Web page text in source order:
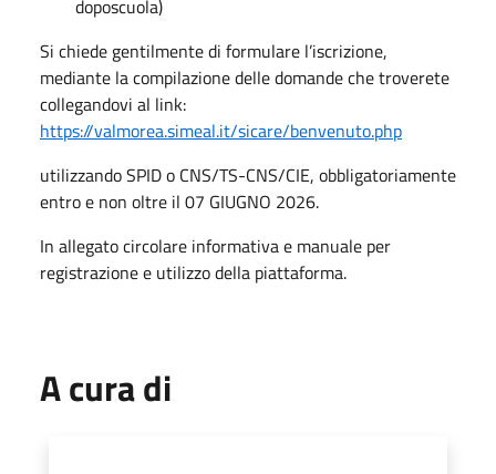
doposcuola)
Si chiede gentilmente di formulare l’iscrizione,
mediante la compilazione delle domande che troverete
collegandovi al link:
https://valmorea.simeal.it/sicare/benvenuto.php
utilizzando SPID o CNS/TS-CNS/CIE, obbligatoriamente
entro e non oltre il 07 GIUGNO 2026.
In allegato circolare informativa e manuale per
registrazione e utilizzo della piattaforma.
A cura di